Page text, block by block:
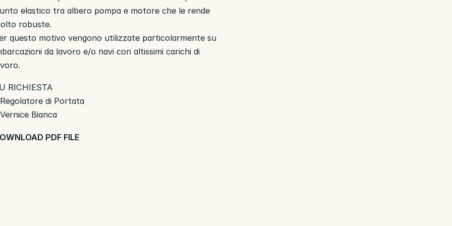
elastico tra albero pompa e motore che le rende
robuste.
questo motivo vengono utilizzate particolarmente su
da lavoro e/o navi con altissimi carichi di
RICHIESTA
di Portata
Bianca
PDF FILE